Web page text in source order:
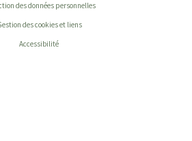
des données personnelles
des cookies et liens
Accessibilité